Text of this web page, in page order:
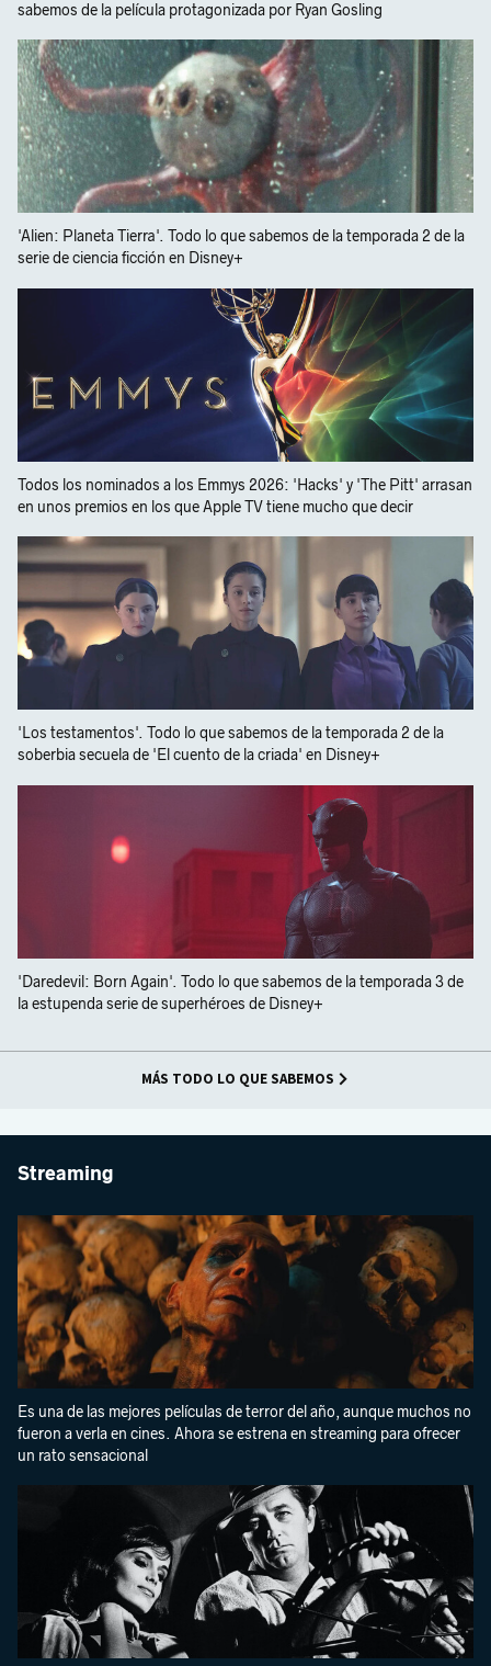
sabemos de la película protagonizada por Ryan Gosling
'Alien: Planeta Tierra'. Todo lo que sabemos de la temporada 2 de la
serie de ciencia ficción en Disney+
Todos los nominados a los Emmys 2026: 'Hacks' y 'The Pitt' arrasan
en unos premios en los que Apple TV tiene mucho que decir
'Los testamentos'. Todo lo que sabemos de la temporada 2 de la
soberbia secuela de 'El cuento de la criada' en Disney+
'Daredevil: Born Again'. Todo lo que sabemos de la temporada 3 de
la estupenda serie de superhéroes de Disney+
MÁS TODO LO QUE SABEMOS
Streaming
Es una de las mejores películas de terror del año, aunque muchos no
fueron a verla en cines. Ahora se estrena en streaming para ofrecer
un rato sensacional